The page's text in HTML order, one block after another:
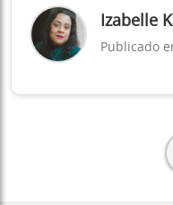
Izabelle
Publicado